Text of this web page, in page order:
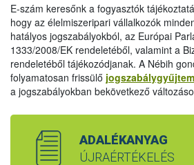
E-szám keresőnk a fogyasztók
hogy az élelmiszeripari vállalkozók
hatályos jogszabályokból, az Európai
1333/2008/EK rendeletéből, valamint a
rendeletéből tájékozódjanak. A Nébih
folyamatosan frissülő
a jogszabályokban bekövetkező
ADALÉKANYAG
ÚJRAÉRTÉKELÉS